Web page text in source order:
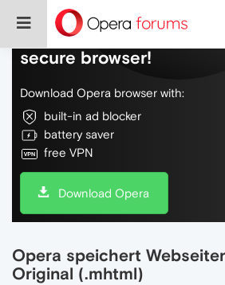
Do more on the web,
secure browser!
Download Opera browser with:
built-in ad blocker
battery saver
free VPN
Download Opera
Opera speichert
Original (.mhtml)